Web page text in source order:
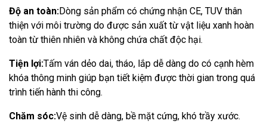
Độ an toàn:Dòng sản phẩm có chứng nhận CE, TUV thân
thiện với môi trường do được sản xuất từ vật liệu xanh hoàn
toàn từ thiên nhiên và không chứa chất độc hại.
Tiện lợi:Tấm ván dẻo dai, tháo, lắp dễ dàng do có cạnh hèm
khóa thông minh giúp bạn tiết kiệm được thời gian trong quá
trình tiến hành thi công.
Chăm sóc:Vệ sinh dễ dàng, bề mặt cứng, khó trầy xước.